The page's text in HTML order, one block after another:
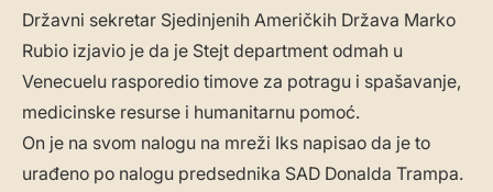
Državni sekretar Sjedinjenih Američkih Država Marko
Rubio izjavio je da je Stejt department odmah u
Venecuelu rasporedio timove za potragu i spašavanje,
medicinske resurse i humanitarnu pomoć.
On je na svom nalogu na mreži Iks napisao da je to
urađeno po nalogu predsednika SAD Donalda Trampa.